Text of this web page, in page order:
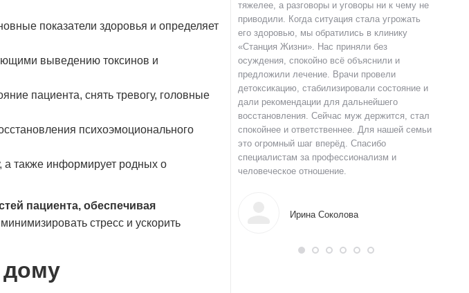
показатели здоровья и определяет
выведению токсинов и
пациента, снять тревогу, головные
психоэмоционального
а также информирует родных о
пациента, обеспечивая
стресс и ускорить
дому
я не
что знакомого. Здесь мне помогли пройти
Было непросто, но поддержка специалистов
себе. Сейчас я в ремиссии и строю планы на
тяжелее, а разговоры и уговоры ни к чему не
приводили. Когда ситуация стала угрожать
его здоровью, мы обратились в клинику
«Станция Жизни». Нас приняли без
осуждения, спокойно всё объяснили и
предложили лечение. Врачи провели
детоксикацию, стабилизировали состояние и
дали рекомендации для дальнейшего
восстановления. Сейчас муж держится, стал
спокойнее и ответственнее. Для нашей семьи
это огромный шаг вперёд. Спасибо
специалистам за профессионализм и
человеческое отношение.
Ирина Соколова